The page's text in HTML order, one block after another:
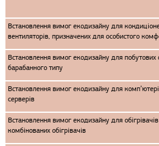
Встановлення вимог екодизайну для
вентиляторів, призначених для особистого
Встановлення вимог екодизайну для
барабанного типу
Встановлення вимог екодизайну для
серверів
Встановлення вимог екодизайну для
комбінованих обігрівачів